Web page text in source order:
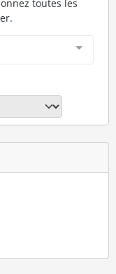
toutes les